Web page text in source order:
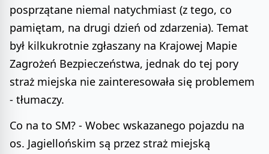
posprzątane niemal natychmiast (z tego, co
pamiętam, na drugi dzień od zdarzenia). Temat
był kilkukrotnie zgłaszany na Krajowej Mapie
Zagrożeń Bezpieczeństwa, jednak do tej pory
straż miejska nie zainteresowała się problemem
- tłumaczy.
Co na to SM? - Wobec wskazanego pojazdu na
os. Jagiellońskim są przez straż miejską